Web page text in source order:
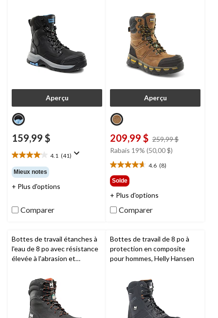
femmes, 8030
Aperçu
159,99 $
4.1 (41)
4.1
étoile(s)
sur
5.
évaluations
Mieux notes
+ Plus d'options
Comparer
Aperçu
209,99 $ 259,99 $
Rabais 19% (50,00 $)
4.6 (8)
4.6
étoile(s)
sur
5.
8
évaluations
Solde
+ Plus d'options
Comparer
Bottes de travail étanches à
l'eau de 8 po avec résistance
élevée à l'abrasion et
en composite pour hommes,
Helly Hansen Workwear
Bottes de travail de 8 po à
protection en composite
pour hommes, Helly Hansen